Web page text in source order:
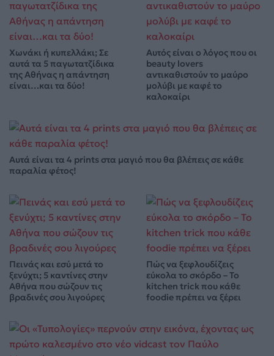
Χωνάκι ή κυπελλάκι; Σε
αυτά τα 5 παγωτατζίδικα
της Αθήνας η απάντηση
είναι…και τα δύο!
Αυτός είναι ο λόγος που οι
beauty lovers
αντικαθιστούν το μαύρο
μολύβι με καφέ το
καλοκαίρι
Αυτά είναι τα 4 prints στα μαγιό που θα βλέπεις σε κάθε
παραλία φέτος!
Πεινάς και εσύ μετά το
ξενύχτι; 5 καντίνες στην
Αθήνα που σώζουν τις
βραδινές σου λιγούρες
Πώς να ξεφλουδίζεις
εύκολα το σκόρδο – Το
kitchen trick που κάθε
foodie πρέπει να ξέρει